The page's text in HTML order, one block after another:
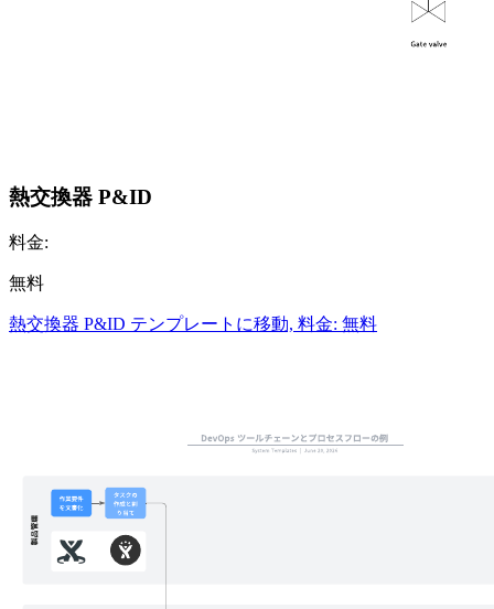
熱交換器 P&ID
料金:
無料
熱交換器 P&ID テンプレートに移動, 料金: 無料